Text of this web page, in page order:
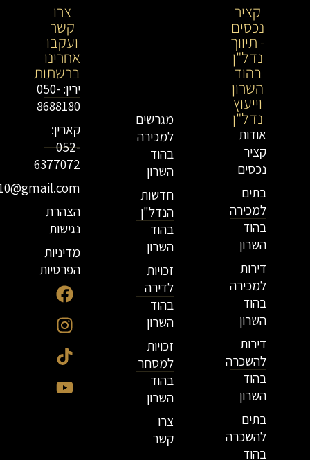
קציר
נכסים
- תיווך
נדל"ן
בהוד
השרון
וייעוץ
נדל"ן
אודות
קציר
נכסים
בתים
למכירה
בהוד
השרון
דירות
למכירה
בהוד
השרון
דירות
להשכרה
בהוד
השרון
בתים
להשכרה
בהוד
מגרשים
למכירה
בהוד
השרון
חדשות
הנדל"ן
בהוד
השרון
זכויות
לדירה
בהוד
השרון
זכויות
למסחר
בהוד
השרון
צרו
קשר
צרו
קשר
ועקבו
אחרינו
ברשתות
ירין: 050-
8688180
קארין:
052-
6377072
הצהרת
נגישות
מדיניות
הפרטיות